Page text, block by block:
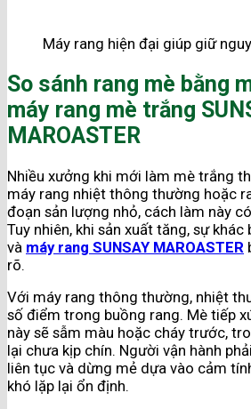
Máy rang hiện đại giúp giữ
So sánh rang mè bằng
máy rang mè trắng
MAROASTER
Nhiều xưởng khi mới làm mè trắng
máy rang nhiệt thông thường hoặc
đoạn sản lượng nhỏ, cách làm này
Tuy nhiên, khi sản xuất tăng, sự
và máy rang SUNSAY MAROASTER
rõ.
Với máy rang thông thường, nhiệt
số điểm trong buồng rang. Mè tiếp
này sẽ sẫm màu hoặc cháy trước,
lại chưa kịp chín. Người vận hành
liên tục và dừng mẻ dựa vào cảm
khó lặp lại ổn định.